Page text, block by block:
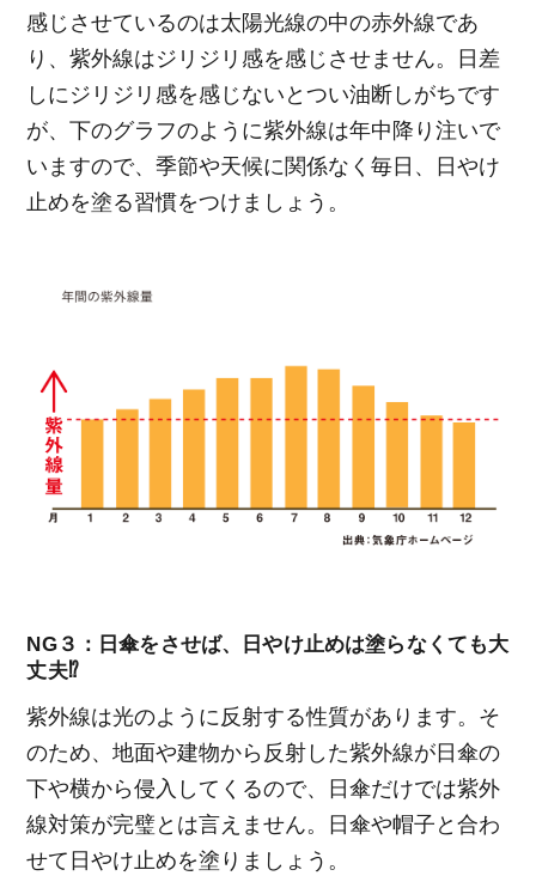
感じさせているのは太陽光線の中の赤外線であ
り、紫外線はジリジリ感を感じさせません。日差
しにジリジリ感を感じないとつい油断しがちです
が、下のグラフのように紫外線は年中降り注いで
いますので、季節や天候に関係なく毎日、日やけ
止めを塗る習慣をつけましょう。
NG３：日傘をさせば、日やけ止めは塗らなくても大
丈夫⁉
紫外線は光のように反射する性質があります。そ
のため、地面や建物から反射した紫外線が日傘の
下や横から侵入してくるので、日傘だけでは紫外
線対策が完璧とは言えません。日傘や帽子と合わ
せて日やけ止めを塗りましょう。